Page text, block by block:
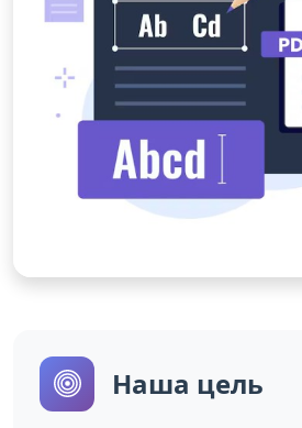
Наша цель